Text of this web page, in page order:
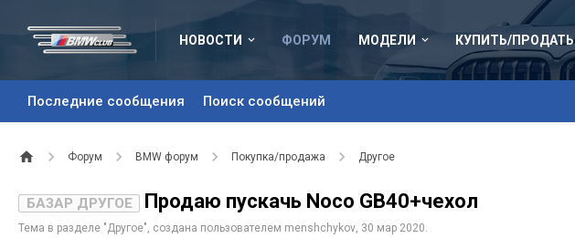
НОВОСТИ ФОРУМ
Последние сообщения Поиск сообщений
МОДЕЛИ КУПИТЬ/ПРОДАТЬ
Форум BMW форум Покупка/продажа Другое
БАЗАР ДРУГОЕ Продаю пускачь Noco GB40+чехол
Тема в разделе "Другое", создана пользователем menshchykov, 30 мар 2020.